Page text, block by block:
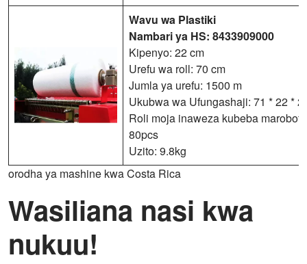
Wavu wa Plastiki
Nambari ya HS: 8433909000
Kipenyo: 22 cm
Urefu wa roll: 70 cm
Jumla ya urefu: 1500 m
Ukubwa wa Ufungashaji: 71 * 22 *
Roli moja inaweza kubeba marobota
80pcs
Uzito: 9.8kg
orodha ya mashine kwa Costa Rica
Wasiliana nasi kwa
nukuu!